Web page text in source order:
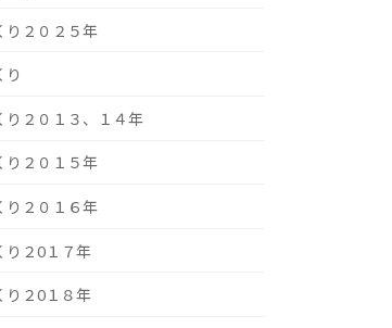
り２０２５年
り
り２０１３、１４年
り２０１５年
り２０１６年
り２0１７年
り２0１８年